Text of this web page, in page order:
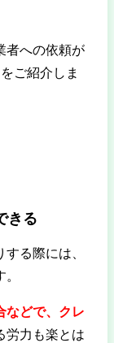
者への依頼が
ご紹介しま
きる
る際には、
などで、クレ
労力も楽とは